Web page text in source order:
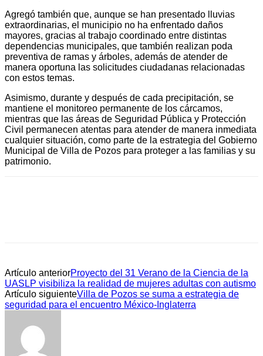
Agregó también que, aunque se han presentado lluvias
extraordinarias, el municipio no ha enfrentado daños
mayores, gracias al trabajo coordinado entre distintas
dependencias municipales, que también realizan poda
preventiva de ramas y árboles, además de atender de
manera oportuna las solicitudes ciudadanas relacionadas
con estos temas.
Asimismo, durante y después de cada precipitación, se
mantiene el monitoreo permanente de los cárcamos,
mientras que las áreas de Seguridad Pública y Protección
Civil permanecen atentas para atender de manera inmediata
cualquier situación, como parte de la estrategia del Gobierno
Municipal de Villa de Pozos para proteger a las familias y su
patrimonio.
Artículo anteriorProyecto del 31 Verano de la Ciencia de la
UASLP visibiliza la realidad de mujeres adultas con autismo
Artículo siguienteVilla de Pozos se suma a estrategia de
seguridad para el encuentro México-Inglaterra